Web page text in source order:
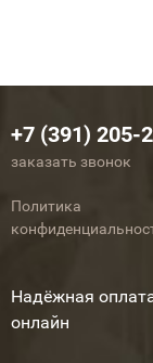
+7 (391) 205-
заказать звонок
Политика
Надёжная
онлайн